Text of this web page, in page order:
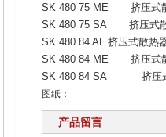
SK 480 75 ME挤压式
SK 480 75 SA挤压式
SK 480 84 AL挤压式散热
SK 480 84 ME挤压式
SK 480 84 SA挤压
图纸：
产品留言